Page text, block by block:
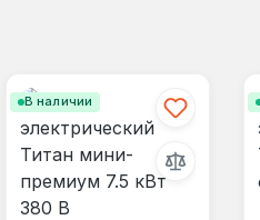
В наличии